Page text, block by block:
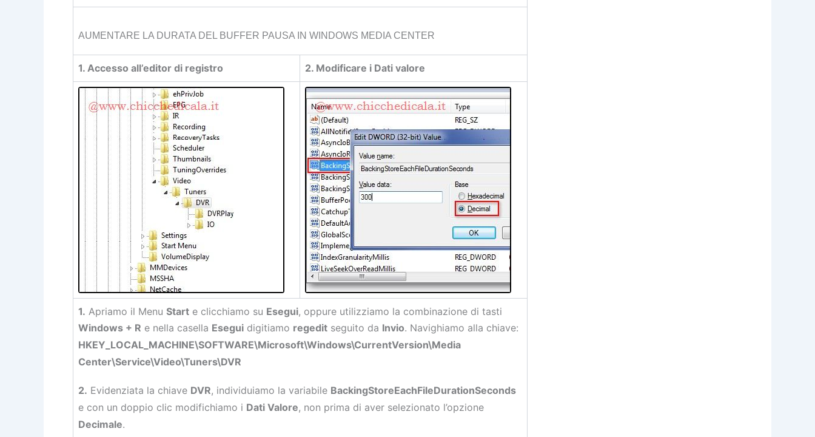
AUMENTARE LA DURATA DEL BUFFER PAUSA IN WINDOWS MEDIA CENTER
1. Accesso all’editor di registro 2. Modificare i Dati valore
1. Apriamo il Menu Start e clicchiamo su Esegui, oppure utilizziamo la combinazione di tasti
Windows + R e nella casella Esegui digitiamo regedit seguito da Invio. Navighiamo alla chiave:
HKEY_LOCAL_MACHINE\SOFTWARE\Microsoft\Windows\CurrentVersion\Media
Center\Service\Video\Tuners\DVR
2. Evidenziata la chiave DVR, individuiamo la variabile BackingStoreEachFileDurationSeconds
e con un doppio clic modifichiamo i Dati Valore, non prima di aver selezionato l’opzione
Decimale.